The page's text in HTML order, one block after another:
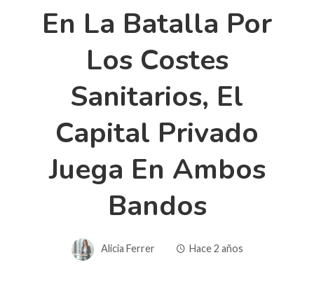
En La Batalla Por
Los Costes
Sanitarios, El
Capital Privado
Juega En Ambos
Bandos
Alicia Ferrer Hace 2 años